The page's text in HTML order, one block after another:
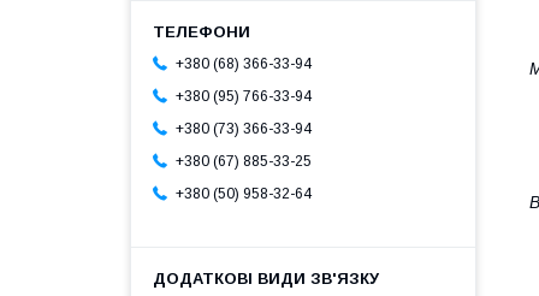
+380 (68) 366-33-94
+380 (95) 766-33-94
+380 (73) 366-33-94
+380 (67) 885-33-25
+380 (50) 958-32-64